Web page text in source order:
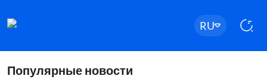
RU
Популярные новости